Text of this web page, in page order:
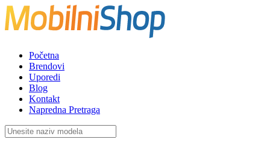
Početna
Brendovi
Uporedi
Blog
Kontakt
Napredna Pretraga